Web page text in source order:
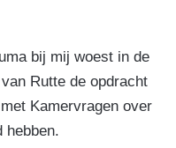
bij mij woest in de
Rutte de opdracht
Kamervragen over
hebben.